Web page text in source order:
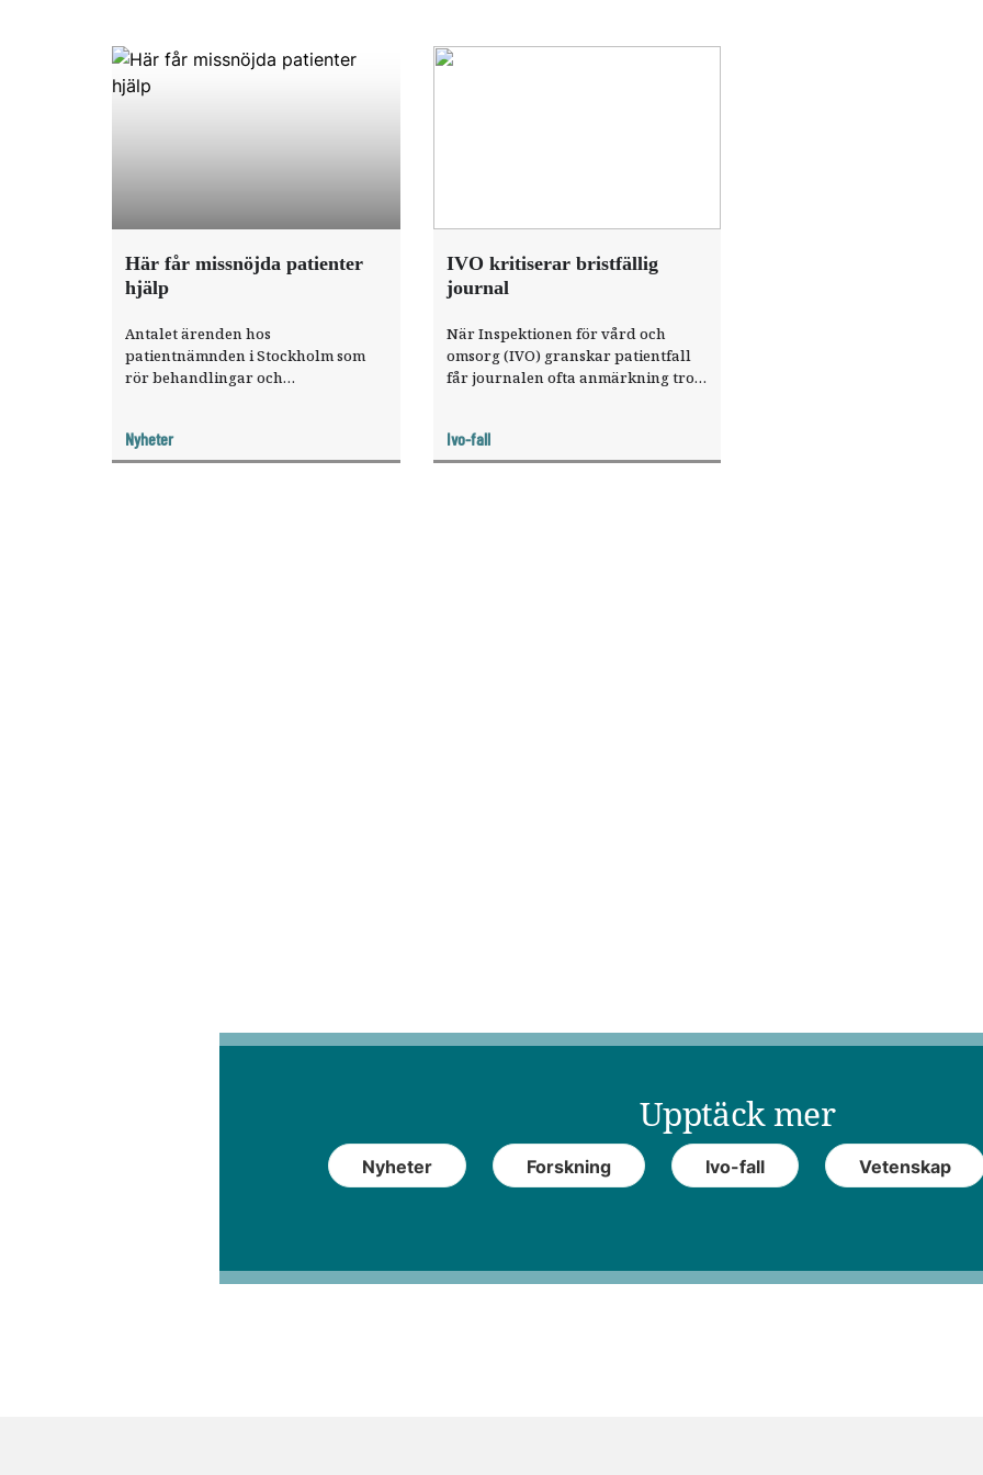
Här får missnöjda patienter
hjälp
Antalet ärenden hos
patientnämnden i Stockholm som
rör behandlingar och
Samtidigt har belastningen hos IVO
minskat, en följd av att
Nyheter
IVO kritiserar bristfällig
journal
När Inspektionen för vård och
omsorg (IVO) granskar patientfall
får journalen ofta anmärkning trots
Ivo-fall
Upptäck mer
Nyheter Forskning Ivo-fall Vetenskap